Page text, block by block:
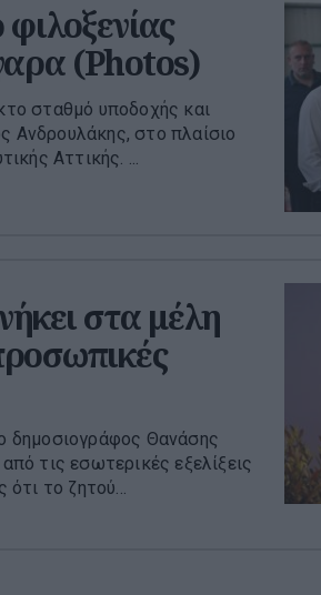
(Photos)
σταθμό υποδοχής και
Ανδρουλάκης, στο πλαίσιο
Αττικής. ...
στα μέλη
δημοσιογράφος Θανάσης
τις εσωτερικές εξελίξεις
ότι το ζητού...